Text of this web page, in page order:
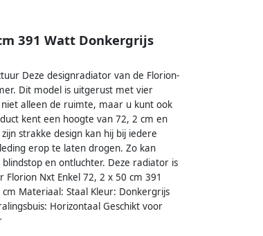
391 Watt Donkergrijs
Deze designradiator van de Florion-
Dit model is uitgerust met vier
alleen de ruimte, maar u kunt ook
kent een hoogte van 72, 2 cm en
strakke design kan hij bij iedere
erop te laten drogen. Zo kan
en ontluchter. Deze radiator is
Nxt Enkel 72, 2 x 50 cm 391
Materiaal: Staal Kleur: Donkergrijs
Horizontaal Geschikt voor